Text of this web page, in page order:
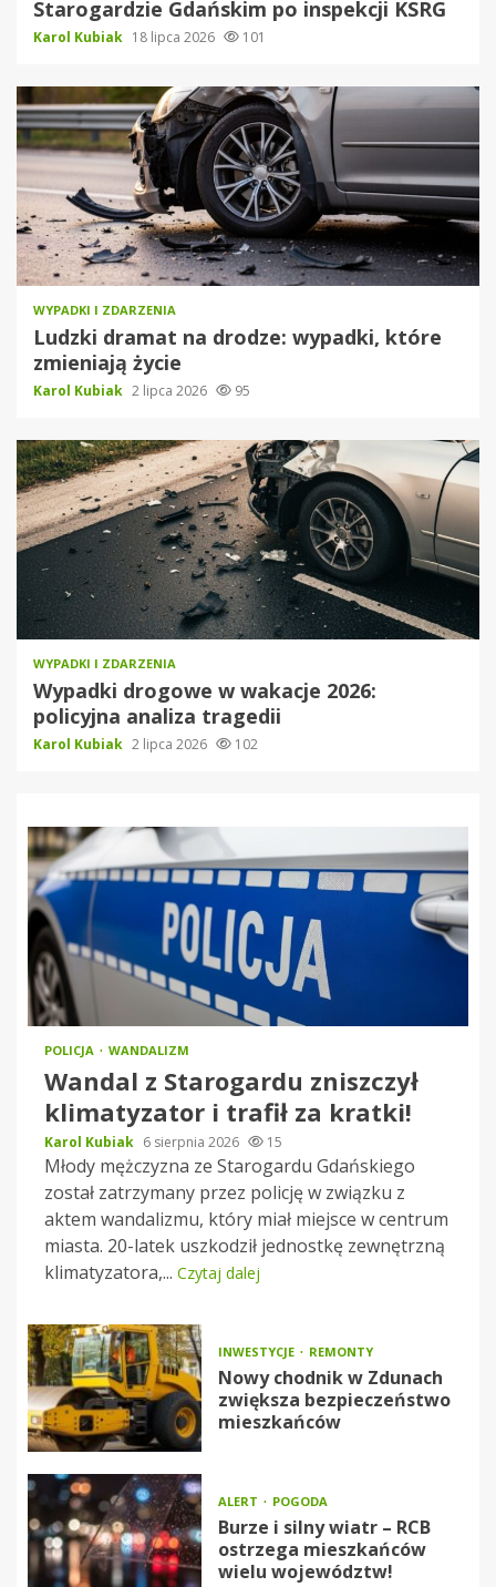
Starogardzie Gdańskim po inspekcji KSRG
Karol Kubiak 18 lipca 2026 101
WYPADKI I ZDARZENIA
Ludzki dramat na drodze: wypadki, które
zmieniają życie
Karol Kubiak 2 lipca 2026 95
WYPADKI I ZDARZENIA
Wypadki drogowe w wakacje 2026:
policyjna analiza tragedii
Karol Kubiak 2 lipca 2026 102
POLICJA WANDALIZM
Wandal z Starogardu zniszczył
klimatyzator i trafił za kratki!
Karol Kubiak 6 sierpnia 2026 15
Młody mężczyzna ze Starogardu Gdańskiego
został zatrzymany przez policję w związku z
aktem wandalizmu, który miał miejsce w centrum
miasta. 20-latek uszkodził jednostkę zewnętrzną
klimatyzatora,... Czytaj dalej
INWESTYCJE REMONTY
Nowy chodnik w Zdunach
zwiększa bezpieczeństwo
mieszkańców
ALERT POGODA
Burze i silny wiatr – RCB
ostrzega mieszkańców
wielu województw!